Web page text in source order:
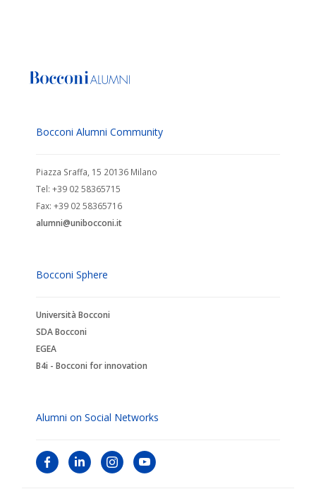
Bocconi Alumni Community
Piazza Sraffa, 15 20136 Milano
Tel: +39 02 58365715
Fax: +39 02 58365716
alumni@unibocconi.it
Bocconi Sphere
Università Bocconi
SDA Bocconi
EGEA
B4i - Bocconi for innovation
Alumni on Social Networks